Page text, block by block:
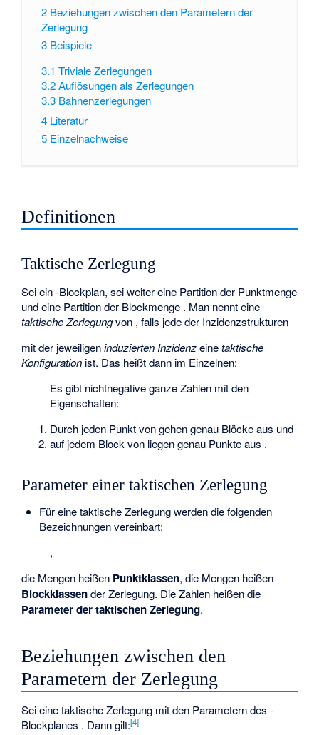
2 Beziehungen zwischen den Parametern der
Zerlegung
3 Beispiele
3.1 Triviale Zerlegungen
3.2Auflösungen als Zerlegungen
3.3 Bahnenzerlegungen
4 Literatur
5 Einzelnachweise
Definitionen
Taktische Zerlegung
Seiein-Blockplan, sei weitereine Partition der Punktmenge
undeine Partition der Blockmenge . Man nennteine
taktische Zerlegungvon , falls jede der Inzidenzstrukturen
mit der jeweiligeninduzierten Inzidenz einetaktische
Konfiguration ist. Das heißt dann im Einzelnen:
Es gibt nichtnegative ganze Zahlen mit den
Eigenschaften:
Durch jeden Punkt vongehen genau Blöcke aus und
auf jedem Block von liegen genau Punkte aus .
Parameter einer taktischen Zerlegung
Für eine taktische Zerlegung werden die folgenden
Bezeichnungen vereinbart:
,
die Mengen heißen Punktklassen, die Mengen heißen
Blockklassender Zerlegung. Die Zahlen heißen die
Parameter der taktischen Zerlegung.
Beziehungen zwischen den
Parametern der Zerlegung
Seieine taktische Zerlegung mit den Parameterndes-
Blockplanes . Dann gilt:[4]